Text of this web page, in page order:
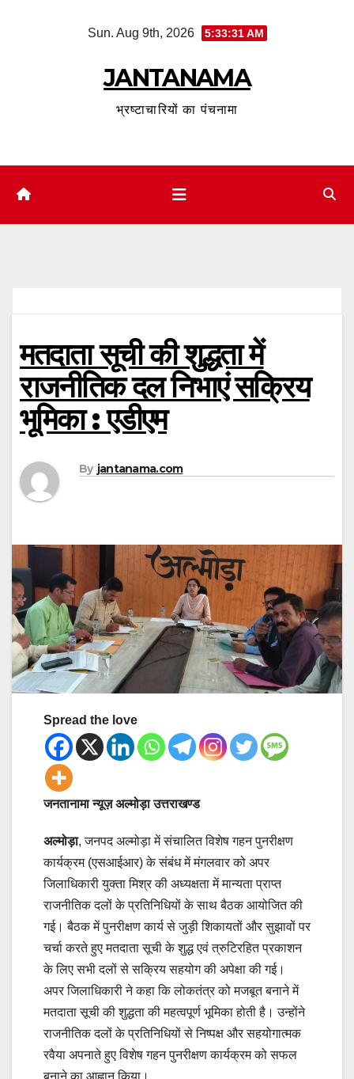
Sun. Aug 9th, 2026 5:33:32 AM
JANTANAMA
भ्रष्टाचारियों का पंचनामा
मतदाता सूची की शुद्धता में
राजनीतिक दल निभाएं सक्रिय
भूमिका : एडीएम
By jantanama.com
Spread the love
जनतानामा न्यूज़ अल्मोड़ा उत्तराखण्ड
अल्मोड़ा, जनपद अल्मोड़ा में संचालित विशेष गहन पुनरीक्षण
कार्यक्रम (एसआईआर) के संबंध में मंगलवार को अपर
जिलाधिकारी युक्ता मिश्र की अध्यक्षता में मान्यता प्राप्त
राजनीतिक दलों के प्रतिनिधियों के साथ बैठक आयोजित की
गई। बैठक में पुनरीक्षण कार्य से जुड़ी शिकायतों और सुझावों पर
चर्चा करते हुए मतदाता सूची के शुद्ध एवं त्रुटिरहित प्रकाशन
के लिए सभी दलों से सक्रिय सहयोग की अपेक्षा की गई।
अपर जिलाधिकारी ने कहा कि लोकतंत्र को मजबूत बनाने में
मतदाता सूची की शुद्धता की महत्वपूर्ण भूमिका होती है। उन्होंने
राजनीतिक दलों के प्रतिनिधियों से निष्पक्ष और सहयोगात्मक
रवैया अपनाते हुए विशेष गहन पुनरीक्षण कार्यक्रम को सफल
बनाने का आह्वान किया।